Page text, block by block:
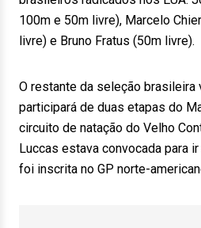
100m e 50m livre), Marcelo
livre) e Bruno Fratus (50m livre).
O restante da seleção brasileira
participará de duas etapas do
circuito de natação do Velho
Luccas estava convocada para
foi inscrita no GP norte-